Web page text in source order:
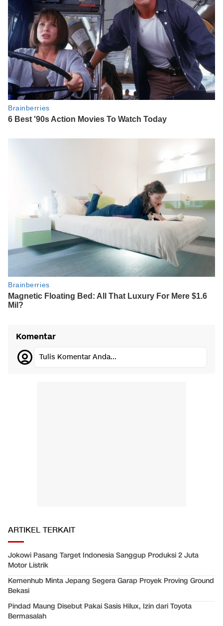
Komentar
Tulis Komentar Anda...
ARTIKEL TERKAIT
Jokowi Pasang Target Indonesia Sanggup Produksi 2 Juta
Motor Listrik
Kemenhub Minta Jepang Segera Garap Proyek Proving Ground
Bekasi
Pindad Maung Disebut Pakai Sasis Hilux, Izin dari Toyota
Bermasalah